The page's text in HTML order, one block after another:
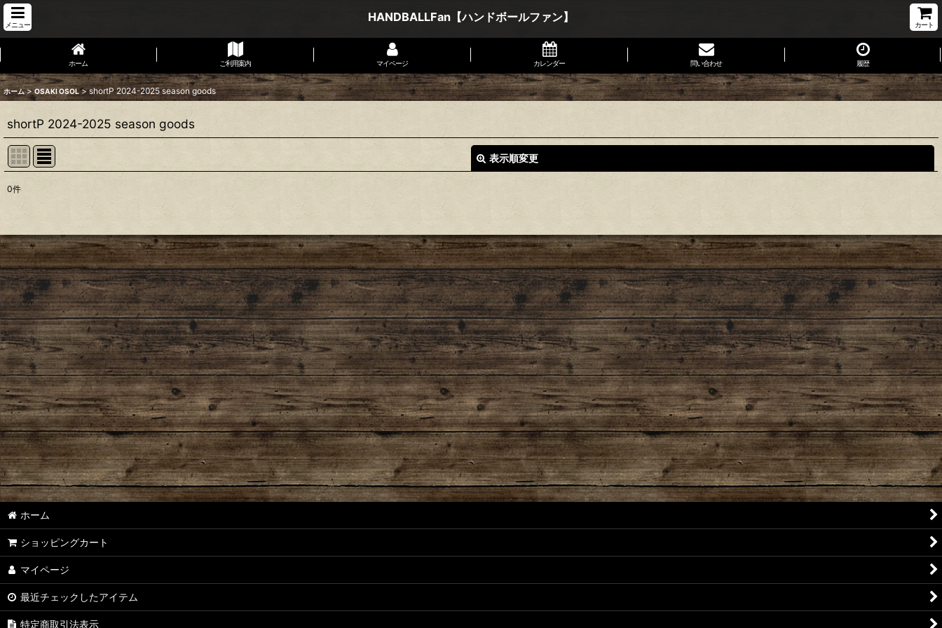
メニュー
HANDBALLFan【ハンドボールファン】
カート
ホーム ご利用案内 マイページ カレンダー 問い合わせ 履歴
ホーム > OSAKI OSOL > shortP 2024-2025 season goods
shortP 2024-2025 season goods
表示順変更
並び順:
絞り込む
0件
ホーム
ショッピングカート
マイページ
最近チェックしたアイテム
特定商取引法表示